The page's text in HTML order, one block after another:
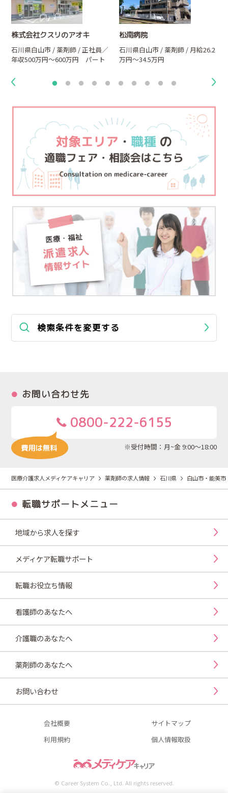
株式会社クスリのアオキ
石川県白山市 / 薬剤師 / 正社員／
年収500万円～600万円 パート
松南病院
石川県白山市 / 薬剤師 / 月給26.2
万円～34.5万円
検索条件を変更する
お問い合わせ先
0800-222-6155
※受付時間：月~金 9:00～18:00
医療介護求人メディケアキャリア 薬剤師の求人情報 石川県 白山市・能美市
転職サポートメニュー
地域から求人を探す
メディケア転職サポート
転職お役立ち情報
看護師のあなたへ
介護職のあなたへ
薬剤師のあなたへ
お問い合わせ
会社概要
サイトマップ
利用規約
個人情報取扱
© Career System Co., Ltd. All rights reserved.